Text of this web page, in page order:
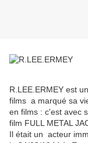
R.LEE.ERMEY est
films a marqué sa
en films : c'est avec
film FULL METAL
Il était un acteur